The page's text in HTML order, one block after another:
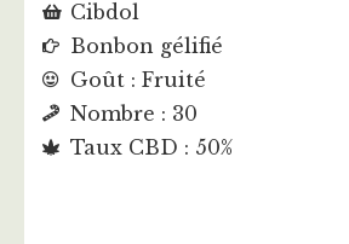
Cibdol
Bonbon gélifié
Goût : Fruité
Nombre : 30
Taux CBD : 50%